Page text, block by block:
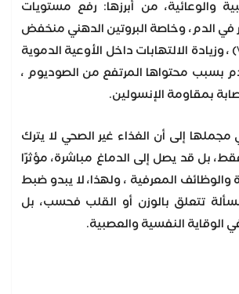
والوعائية، من أبرزها: رفع مستويات
في الدم، وخاصة البروتين الدهني منخفض
الكثافة جدا (VLDL) ، وزيادة الالتهابات داخل الأوعية الدموية
بسبب محتواها المرتفع من الصوديوم ،
بمقاومة الإنسولين.
مجملها إلى أن الغذاء غير الصحي لا يترك
بل قد يصل إلى الدماغ مباشرة، مؤثرًا
والوظائف المعرفية ، ولهذا، لا يبدو ضبط
مسألة تتعلق بالوزن أو القلب فحسب، بل
الوقاية النفسية والعصبية.